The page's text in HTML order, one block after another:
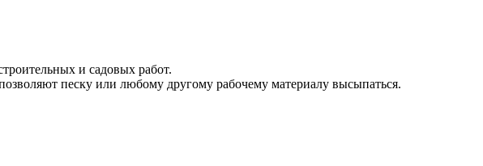
и садовых работ.
песку или любому другому рабочему материалу высыпаться.